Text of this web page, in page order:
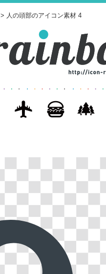
> 人の頭部のアイコン素材 4